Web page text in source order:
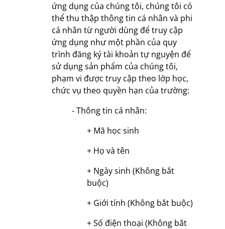
ứng dụng của chúng tôi, chúng tôi có
thể thu thập thông tin cá nhân và phi
cá nhân từ người dùng để truy cập
ứng dụng như một phần của quy
trình đăng ký tài khoản tự nguyện để
sử dụng sản phẩm của chúng tôi,
phạm vi được truy cập theo lớp học,
chức vụ theo quyền hạn của trường:
- Thông tin cá nhân:
+ Mã học sinh
+ Họ và tên
+ Ngày sinh (Không bắt
buộc)
+ Giới tính (Không bắt buộc)
+ Số điện thoại (Không bắt